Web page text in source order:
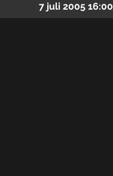
7 juli 2005 16:00